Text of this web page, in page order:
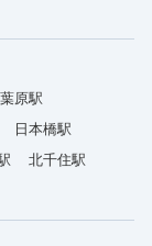
原駅
日本橋駅
北千住駅